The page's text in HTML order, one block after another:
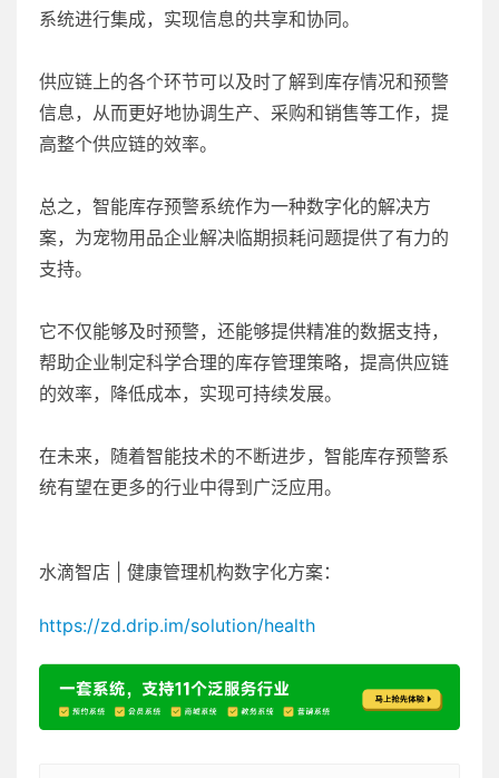
系统进行集成，实现信息的共享和协同。
供应链上的各个环节可以及时了解到库存情况和预警
信息，从而更好地协调生产、采购和销售等工作，提
高整个供应链的效率。
总之，智能库存预警系统作为一种数字化的解决方
案，为宠物用品企业解决临期损耗问题提供了有力的
支持。
它不仅能够及时预警，还能够提供精准的数据支持，
帮助企业制定科学合理的库存管理策略，提高供应链
的效率，降低成本，实现可持续发展。
在未来，随着智能技术的不断进步，智能库存预警系
统有望在更多的行业中得到广泛应用。
水滴智店 | 健康管理机构数字化方案：
https://zd.drip.im/solution/health